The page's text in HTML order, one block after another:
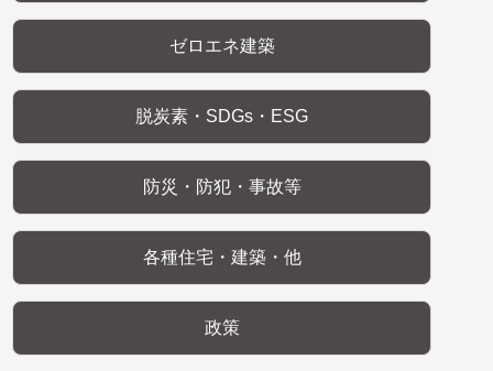
ゼロエネ建築
脱炭素・SDGs・ESG
防災・防犯・事故等
各種住宅・建築・他
政策